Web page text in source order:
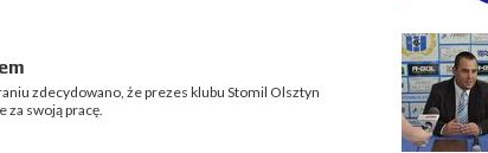
zdecydowano, że prezes klubu Stomil Olsztyn
za swoją pracę.